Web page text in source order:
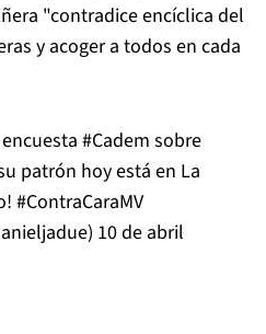
"contradice encíclica del
y acoger a todos en cada
#Cadem sobre
patrón hoy está en La
#ContraCaraMV
10 de abril